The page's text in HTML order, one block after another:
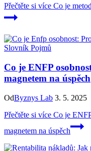
Přečtěte si více Co je
Slovník Pojmů
Co je ENFP
magnetem na úspěch
OdByznys Lab 3. 5. 2025
Přečtěte si více Co je
magnetem na úspěch